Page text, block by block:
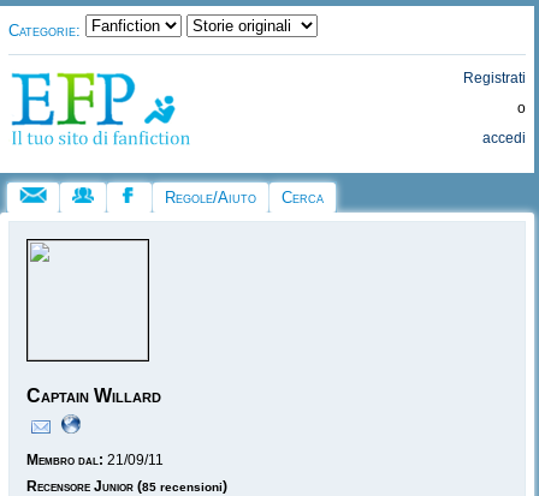
Categorie:
Registrati
o
accedi
Regole/Aiuto Cerca
Captain Willard
Membro dal: 21/09/11
Recensore Junior (85 recensioni)